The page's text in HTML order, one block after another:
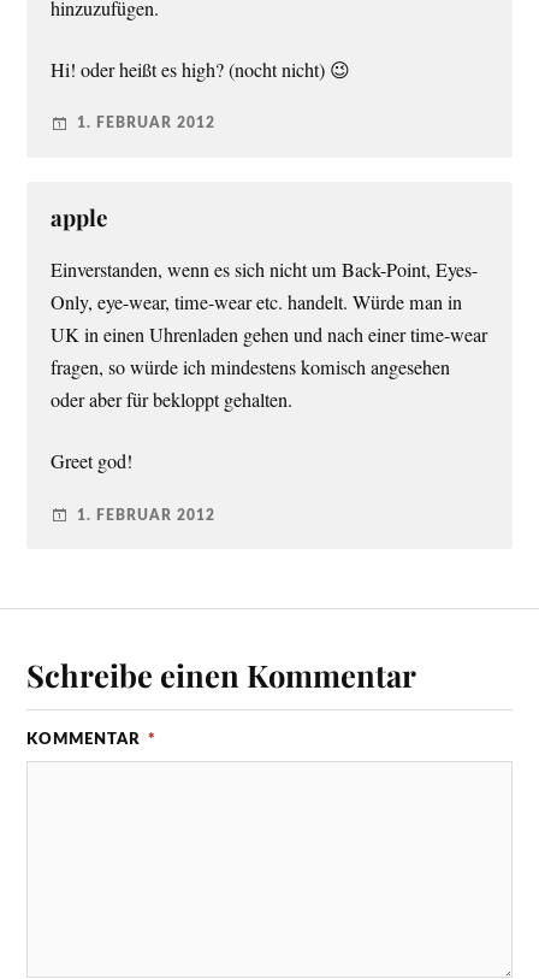
hinzuzufügen.
Hi! oder heißt es high? (nocht nicht) 😉
1. FEBRUAR 2012
apple
Einverstanden, wenn es sich nicht um Back-Point, Eyes-
Only, eye-wear, time-wear etc. handelt. Würde man in
UK in einen Uhrenladen gehen und nach einer time-wear
fragen, so würde ich mindestens komisch angesehen
oder aber für bekloppt gehalten.
Greet god!
1. FEBRUAR 2012
Schreibe einen Kommentar
KOMMENTAR *